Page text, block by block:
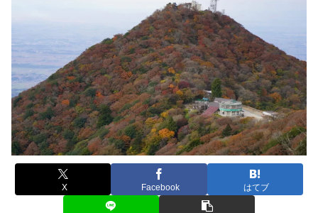
X Facebook はてブ